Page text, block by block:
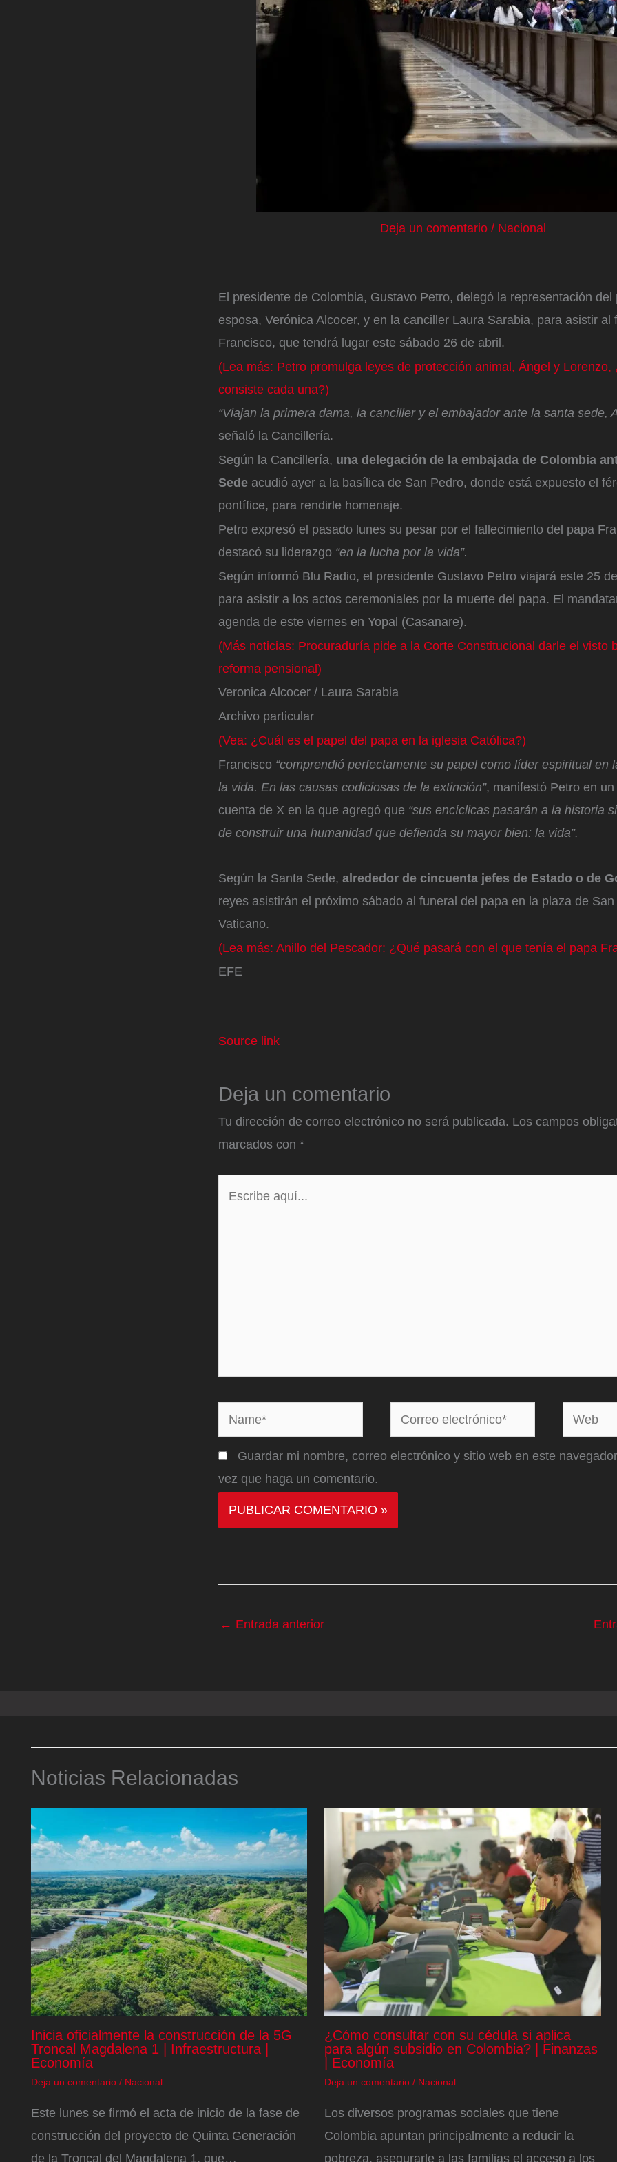
Deja un comentario / Nacional
El presidente de Colombia, Gustavo Petro, delegó la representación del
esposa, Verónica Alcocer, y en la canciller Laura Sarabia, para asistir al
Francisco, que tendrá lugar este sábado 26 de abril.
(Lea más: Petro promulga leyes de protección animal, Ángel y Lorenzo,
consiste cada una?)
“Viajan la primera dama, la canciller y el embajador ante la santa sede,
señaló la Cancillería.
Según la Cancillería, una delegación de la embajada de Colombia
Sede acudió ayer a la basílica de San Pedro, donde está expuesto el
pontífice, para rendirle homenaje.
Petro expresó el pasado lunes su pesar por el fallecimiento del papa
destacó su liderazgo “en la lucha por la vida”.
Según informó Blu Radio, el presidente Gustavo Petro viajará este 25
para asistir a los actos ceremoniales por la muerte del papa. El
agenda de este viernes en Yopal (Casanare).
(Más noticias: Procuraduría pide a la Corte Constitucional darle el visto
reforma pensional)
Veronica Alcocer / Laura Sarabia
Archivo particular
(Vea: ¿Cuál es el papel del papa en la iglesia Católica?)
Francisco “comprendió perfectamente su papel como líder espiritual en
la vida. En las causas codiciosas de la extinción”, manifestó Petro en
cuenta de X en la que agregó que “sus encíclicas pasarán a la historia
de construir una humanidad que defienda su mayor bien: la vida”.
Según la Santa Sede, alrededor de cincuenta jefes de Estado o de
reyes asistirán el próximo sábado al funeral del papa en la plaza de
Vaticano.
(Lea más: Anillo del Pescador: ¿Qué pasará con el que tenía el papa
EFE
Source link
Deja un comentario
Tu dirección de correo electrónico no será publicada. Los campos
marcados con *
Name*
Correo
electrónico*
Web
Guardar mi nombre, correo electrónico y sitio web en este
vez que haga un comentario.
← Entrada anterior
Noticias Relacionadas
Inicia oficialmente la construcción de la 5G
Troncal Magdalena 1 | Infraestructura |
Economía
Deja un comentario / Nacional
Este lunes se firmó el acta de inicio de la fase de
construcción del proyecto de Quinta Generación
de la Troncal del Magdalena 1, que…
¿Cómo consultar con su cédula si aplica
para algún subsidio en Colombia? | Finanzas
| Economía
Deja un comentario / Nacional
Los diversos programas sociales que tiene
Colombia apuntan principalmente a reducir la
pobreza, asegurarle a las familias el acceso a los